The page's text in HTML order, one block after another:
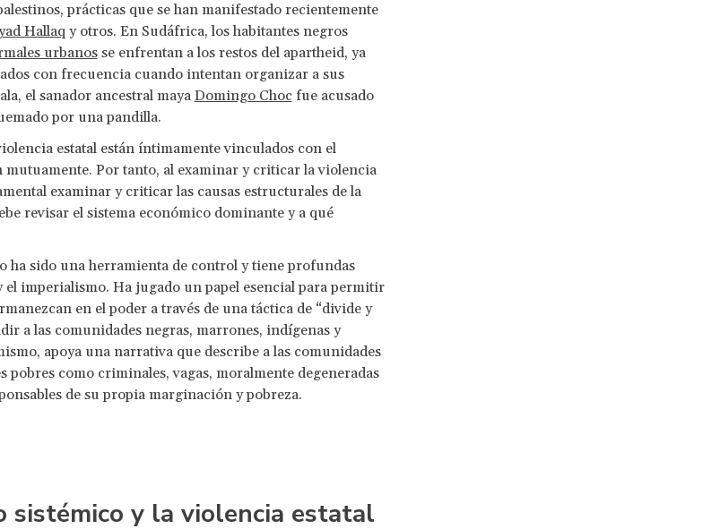
prácticas que se han manifestado recientemente
Hallaq y otros. En Sudáfrica, los habitantes negros
urbanosse enfrentan a los restos del apartheid, ya
con frecuencia cuando intentan organizar a sus
el sanador ancestral maya Domingo Chocfue acusado
por una pandilla.
estatal están íntimamente vinculados con el
mutuamente. Por tanto, al examinar y criticar la violencia
examinar y criticar las causas estructurales de la
revisar el sistema económico dominante y a qué
ha sido una herramienta de control y tiene profundas
el imperialismo. Ha jugado un papel esencial para permitir
en el poder a través de una táctica de “divide y
a las comunidades negras, marrones, indígenas y
apoya una narrativa que describe a las comunidades
pobres como criminales, vagas, moralmente degeneradas
de su propia marginación y pobreza.
sistémico y la violencia estatal